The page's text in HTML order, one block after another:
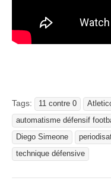
Tags: 11 contre 0
automatisme défensif
Diego Simeone
technique défensive